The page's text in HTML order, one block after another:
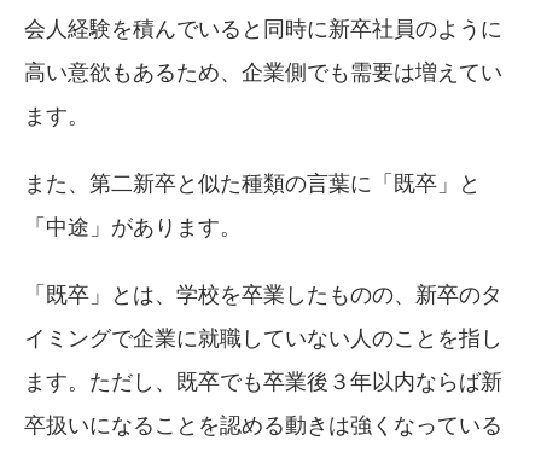
会人経験を積んでいると同時に新卒社員のように
高い意欲もあるため、企業側でも需要は増えてい
ます。
また、第二新卒と似た種類の言葉に「既卒」と
「中途」があります。
「既卒」とは、学校を卒業したものの、新卒のタ
イミングで企業に就職していない人のことを指し
ます。ただし、既卒でも卒業後３年以内ならば新
卒扱いになることを認める動きは強くなっている